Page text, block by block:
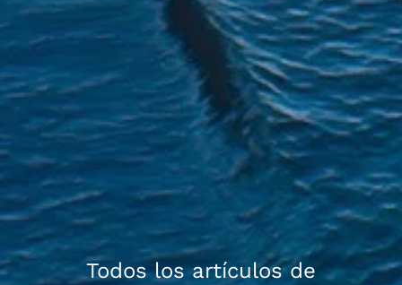
Todos los artículos de